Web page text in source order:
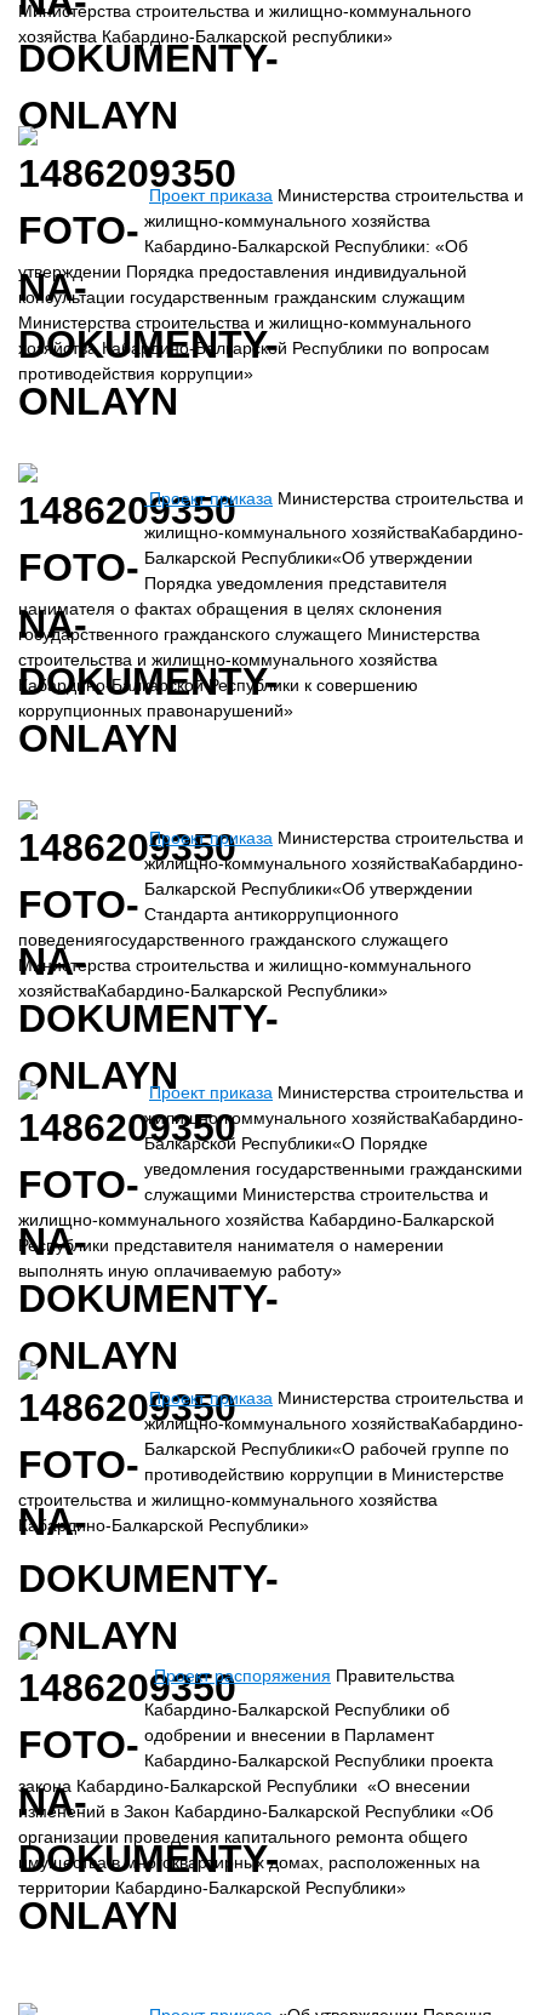
Министерства строительства и жилищно-коммунального
хозяйства Кабардино-Балкарской республики»
Проект приказа Министерства строительства и
жилищно-коммунального хозяйства
Кабардино-Балкарской Республики: «Об
утверждении Порядка предоставления индивидуальной
консультации государственным гражданским служащим
Министерства строительства и жилищно-коммунального
хозяйства Кабардино-Балкарской Республики по вопросам
противодействия коррупции»
Проект приказа Министерства строительства и
жилищно-коммунального хозяйстваКабардино-
Балкарской Республики«Об утверждении
Порядка уведомления представителя
нанимателя о фактах обращения в целях склонения
государственного гражданского служащего Министерства
строительства и жилищно-коммунального хозяйства
Кабардино-Балкарской Республики к совершению
коррупционных правонарушений»
Проект приказа Министерства строительства и
жилищно-коммунального хозяйстваКабардино-
Балкарской Республики«Об утверждении
Стандарта антикоррупционного
поведениягосударственного гражданского служащего
Министерства строительства и жилищно-коммунального
хозяйстваКабардино-Балкарской Республики»
Проект приказа Министерства строительства и
жилищно-коммунального хозяйстваКабардино-
Балкарской Республики«О Порядке
уведомления государственными гражданскими
служащими Министерства строительства и
жилищно-коммунального хозяйства Кабардино-Балкарской
Республики представителя нанимателя о намерении
выполнять иную оплачиваемую работу»
Проект приказа Министерства строительства и
жилищно-коммунального хозяйстваКабардино-
Балкарской Республики«О рабочей группе по
противодействию коррупции в Министерстве
строительства и жилищно-коммунального хозяйства
Кабардино-Балкарской Республики»
Проект распоряжения Правительства
Кабардино-Балкарской Республики об
одобрении и внесении в Парламент
Кабардино-Балкарской Республики проекта
закона Кабардино-Балкарской Республики «О внесении
изменений в Закон Кабардино-Балкарской Республики «Об
организации проведения капитального ремонта общего
имущества в многоквартирных домах, расположенных на
территории Кабардино-Балкарской Республики»